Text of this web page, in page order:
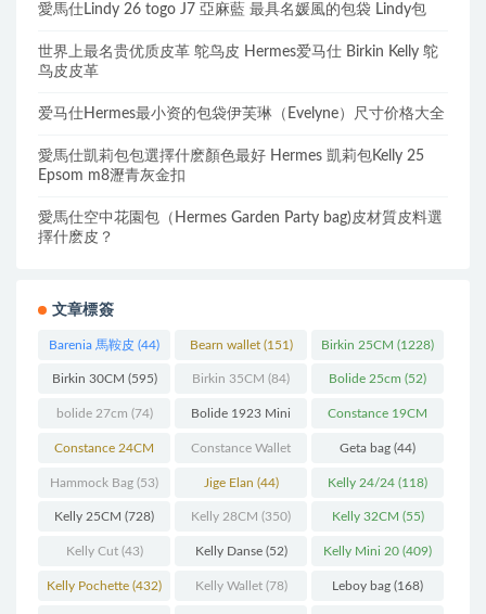
愛馬仕Lindy 26 togo J7 亞麻藍 最具名媛風的包袋 Lindy包
世界上最名贵优质皮革 鸵鸟皮 Hermes爱马仕 Birkin Kelly 鸵
鸟皮皮革
爱马仕Hermes最小资的包袋伊芙琳（Evelyne）尺寸价格大全
愛馬仕凱莉包包選擇什麽顏色最好 Hermes 凱莉包Kelly 25
Epsom m8瀝青灰金扣
愛馬仕空中花園包（Hermes Garden Party bag)皮材質皮料選
擇什麽皮？
文章標簽
Barenia 馬鞍皮 (44) Bearn wallet(151) Birkin 25CM (1228)
Birkin 30CM (595) Birkin 35CM (84) Bolide 25cm (52)
bolide 27cm (74) Bolide 1923 Mini
(93)
Constance 19CM
(571)
Constance 24CM
(216)
Constance Wallet
(60)
Geta bag (44)
Hammock Bag (53) Jige Elan (44) Kelly 24/24 (118)
Kelly 25CM (728) Kelly 28CM (350) Kelly 32CM (55)
Kelly Cut(43) Kelly Danse(52) Kelly Mini 20 (409)
Kelly Pochette (432) Kelly Wallet(78) Leboy bag (168)